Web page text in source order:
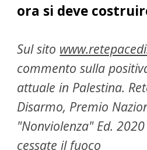
ora si deve
Sul sito
commento sulla
attuale in Palestina.
Disarmo, Premio
"Nonviolenza" Ed.
cessate il fuoco